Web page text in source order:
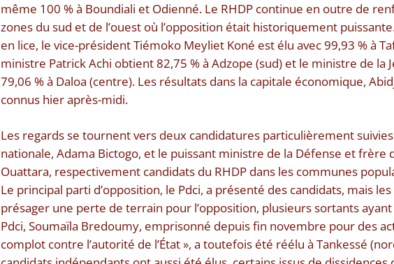
même 100 % à Boundiali et Odienné. Le RHDP continue en outre de
zones du sud et de l’ouest où l’opposition était historiquement
en lice, le vice-président Tiémoko Meyliet Koné est élu avec 99,93 % à
ministre Patrick Achi obtient 82,75 % à Adzope (sud) et le ministre de la
79,06 % à Daloa (centre). Les résultats dans la capitale économique,
connus hier après-midi.
Les regards se tournent vers deux candidatures particulièrement
nationale, Adama Bictogo, et le puissant ministre de la Défense et frère
Ouattara, respectivement candidats du RHDP dans les communes
Le principal parti d’opposition, le Pdci, a présenté des candidats, mais
présager une perte de terrain pour l’opposition, plusieurs sortants
Pdci, Soumaïla Bredoumy, emprisonné depuis fin novembre pour des
complot contre l’autorité de l’État », a toutefois été réélu à Tankessé